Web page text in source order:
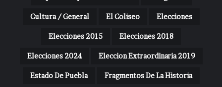
Cultura / General El Coliseo Elecciones
Elecciones 2015 Elecciones 2018
Elecciones 2024 Eleccion Extraordinaria 2019
Estado De Puebla Fragmentos De La Historia